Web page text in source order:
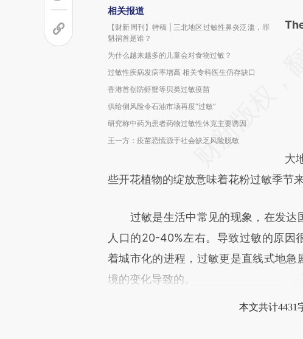
相关报道
【财新周刊】特稿 | 三北地区过敏性鼻炎泛滥，罪
魁祸首是谁？
为什么越来越多的儿童会对食物过敏？
过敏性疾病发病率增高 相关专科医生仍存缺口
香港首创防虾蟹等贝类过敏疫苗
供给侧风险令石油市场再度“过敏”
研究称中药为患者药物过敏性休克主要诱因
王一方：疫苗恐慌源于社会缺乏风险脱敏
大
些开花植物的绽放意味着花粉过敏季节来
过敏是生活中常见的现象，在发达
人口的20-40%左右。导致过敏的原因
着城市化的进程，过敏更是直线式地
境的变化导致的。
本文共计4431